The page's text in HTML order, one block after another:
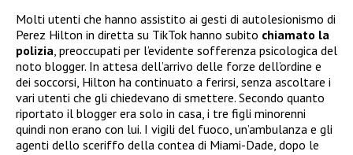
Molti utenti che hanno assistito ai gesti di autolesionismo di
Perez Hilton in diretta su TikTok hanno subito chiamato la
polizia , preoccupati per l’evidente sofferenza psicologica del
noto blogger. In attesa dell’arrivo delle forze dell’ordine e
dei soccorsi, Hilton ha continuato a ferirsi, senza ascoltare i
vari utenti che gli chiedevano di smettere. Secondo quanto
riportato il blogger era solo in casa, i tre figli minorenni
quindi non erano con lui. I vigili del fuoco, un’ambulanza e gli
agenti dello sceriffo della contea di Miami-Dade, dopo le